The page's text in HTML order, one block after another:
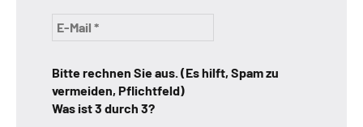
Bitte rechnen Sie aus. (Es hilft, Spam zu
vermeiden, Pflichtfeld)
Was ist 3 durch 3?